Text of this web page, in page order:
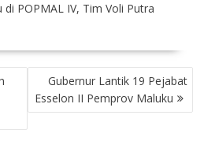
POPMAL IV, Tim Voli Putra
Gubernur Lantik 19 Pejabat
Esselon II Pemprov Maluku